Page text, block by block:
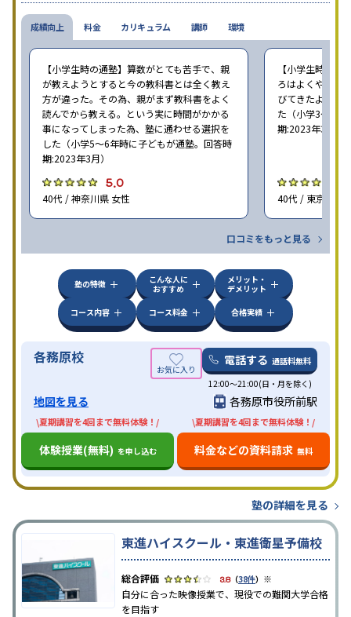
成績向上
【小学生時の通塾】算数がとても苦手で、親
が教えようとすると今の教科書とは全く教え
方が違った。その為、親がまず教科書をよく
読んでから教える。という実に時間がかかる
事になってしまった為、塾に通わせる選択を
した（小学5〜6年時に子どもが通塾。回答時
期:2023年3月）
5.0
40代 / 神奈川県 女性
【小学生時の通
ろはよくやり方
びてきたようで
た（小学3〜6年
期:2023年3月）
40代 / 東京都 女
口コミをもっと見る
料金 カリキュラム 講師 環境
塾の特徴
こんな人に
おすすめ
メリット・
デメリット
コース内容
コース料金 合格実績
各務原校 電話する 通話料無料
12:00～21:00(日・月を除く)
地図を見る 各務原市役所前駅
\夏期講習を4回まで無料体験！/
体験授業(無料) を申し込む
\夏期講習を4回まで無料体験！/
料金などの資料請求 無料
塾の詳細を見る
東進ハイスクール・東進衛星予備校
3.8（38件） ※
自分に合った映像授業で、現役での難関大学合格
を目指す